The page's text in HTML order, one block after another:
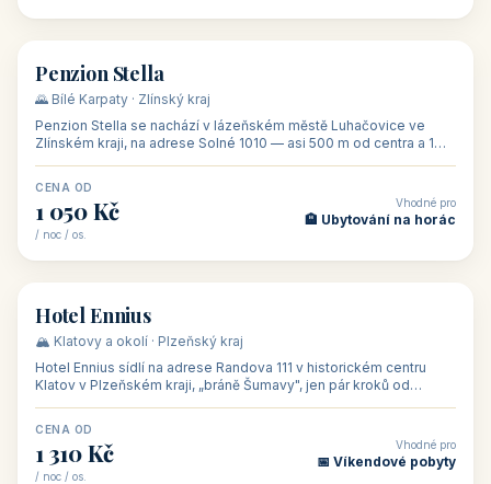
🏡 penzion
Penzion Stella
🌄 Bílé Karpaty · Zlínský kraj
Penzion Stella se nachází v lázeňském městě Luhačovice ve
Zlínském kraji, na adrese Solné 1010 — asi 500 m od centra a 1
CENA OD
1 050 Kč
/ noc / os.
Vhodné pro
🏨 Ubytování na horác
🏨 hotel
Hotel Ennius
🏔️ Klatovy a okolí · Plzeňský kraj
Hotel Ennius sídlí na adrese Randova 111 v historickém centru
Klatov v Plzeňském kraji, „bráně Šumavy", jen pár kroků od
CENA OD
1 310 Kč
/ noc / os.
Vhodné pro
📅 Víkendové pobyty